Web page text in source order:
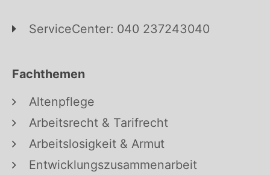
ServiceCenter: 040 237243040
Fachthemen
Altenpflege
Arbeitsrecht & Tarifrecht
Arbeitslosigkeit & Armut
Entwicklungszusammenarbeit